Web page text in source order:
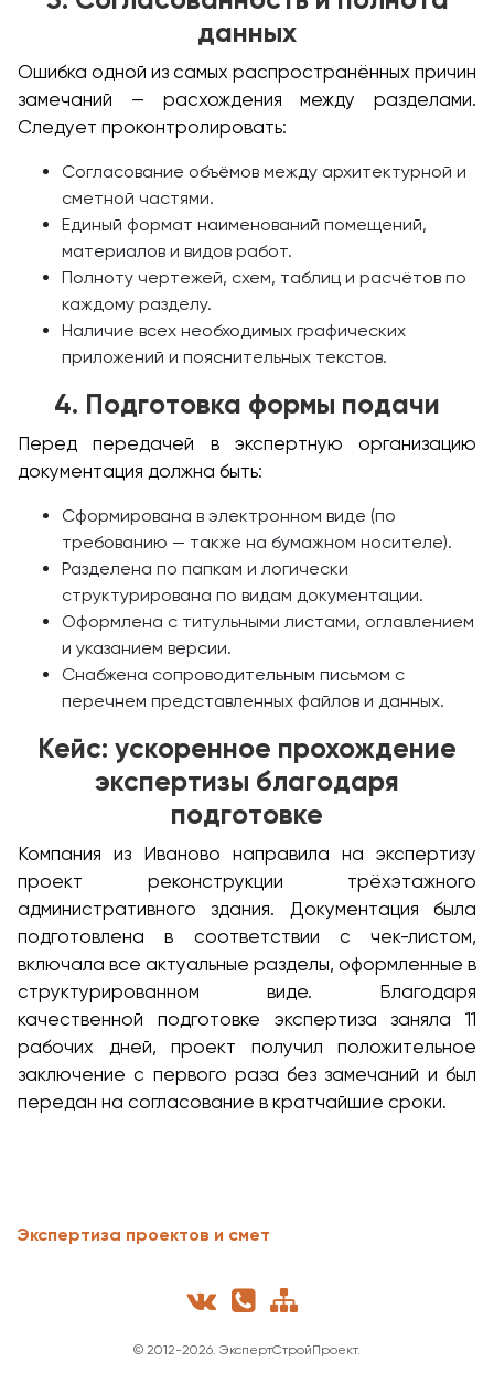
данных
Ошибка одной из самых распространённых причин
замечаний — расхождения между разделами.
Следует проконтролировать:
Согласование объёмов между архитектурной и
сметной частями.
Единый формат наименований помещений,
материалов и видов работ.
Полноту чертежей, схем, таблиц и расчётов по
каждому разделу.
Наличие всех необходимых графических
приложений и пояснительных текстов.
4. Подготовка формы подачи
Перед передачей в экспертную организацию
документация должна быть:
Сформирована в электронном виде (по
требованию — также на бумажном носителе).
Разделена по папкам и логически
структурирована по видам документации.
Оформлена с титульными листами, оглавлением
и указанием версии.
Снабжена сопроводительным письмом с
перечнем представленных файлов и данных.
Кейс: ускоренное прохождение
экспертизы благодаря
подготовке
Компания из Иваново направила на экспертизу
проект реконструкции трёхэтажного
административного здания. Документация была
подготовлена в соответствии с чек-листом,
включала все актуальные разделы, оформленные в
структурированном виде. Благодаря
качественной подготовке экспертиза заняла 11
рабочих дней, проект получил положительное
заключение с первого раза без замечаний и был
передан на согласование в кратчайшие сроки.
Экспертиза проектов и смет
© 2012-2026. ЭкспертСтройПроект.